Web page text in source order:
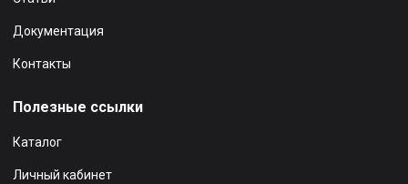
Документация
Контакты
Полезные ссылки
Каталог
Личный кабинет